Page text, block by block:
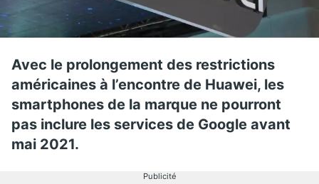
Avec le prolongement des restrictions
américaines à l’encontre de Huawei, les
smartphones de la marque ne pourront
pas inclure les services de Google avant
mai 2021.
Publicité